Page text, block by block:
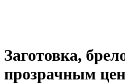
Заготовка,
прозрачным